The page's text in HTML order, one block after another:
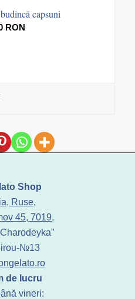
capsuni
RON
Shop
Ruse,
45, 7019,
№13
de lucru
vineri: